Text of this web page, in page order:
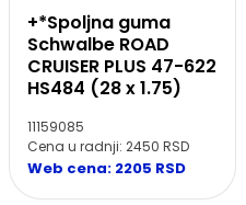
+*Spoljna guma
Schwalbe ROAD
CRUISER PLUS 47-622
HS484 (28 x 1.75)
11159085
Cena u radnji: 2450 RSD
Web cena: 2205 RSD